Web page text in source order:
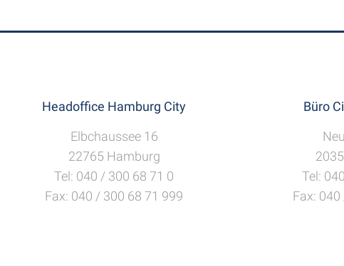
Headoffice Hamburg City
Elbchaussee 16
22765 Hamburg
Tel: 040 / 300 68 71 0
Fax: 040 / 300 68 71 999
Büro
Tel:
Fax: